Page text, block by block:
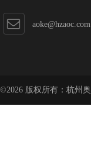
aoke@hzaoc.com
©2026 版权所有：杭州